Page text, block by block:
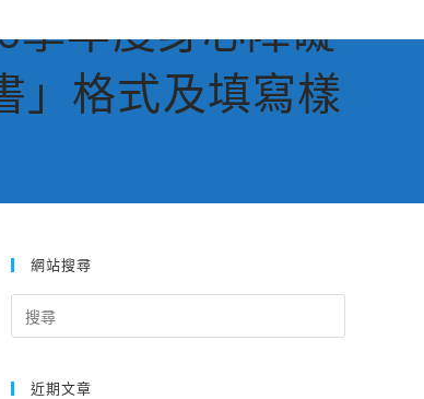
學年度身心障礙
」格式及填寫樣
網站搜尋
for:
近期文章